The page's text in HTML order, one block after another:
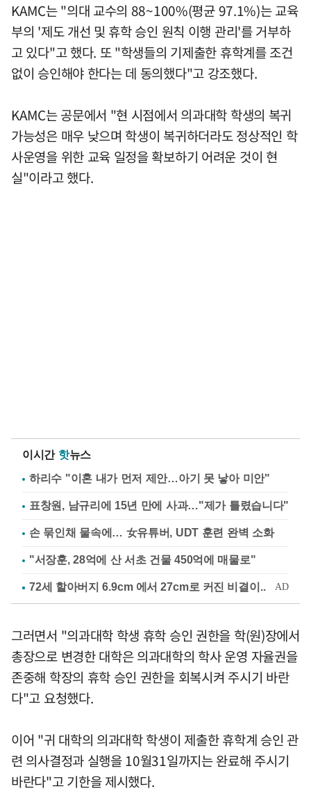
KAMC는 "의대 교수의 88~100%(평균 97.1%)는 교육
부의 '제도 개선 및 휴학 승인 원칙 이행 관리'를 거부하
고 있다"고 했다. 또 "학생들의 기제출한 휴학계를 조건
없이 승인해야 한다는 데 동의했다"고 강조했다.
KAMC는 공문에서 "현 시점에서 의과대학 학생의 복귀
가능성은 매우 낮으며 학생이 복귀하더라도 정상적인 학
사운영을 위한 교육 일정을 확보하기 어려운 것이 현
실"이라고 했다.
이시간 핫뉴스
하리수 "이혼 내가 먼저 제안…아기 못 낳아 미안"
표창원, 남규리에 15년 만에 사과…"제가 틀렸습니다"
손 묶인채 물속에… 女유튜버, UDT 훈련 완벽 소화
"서장훈, 28억에 산 서초 건물 450억에 매물로"
그러면서 "의과대학 학생 휴학 승인 권한을 학(원)장에서
총장으로 변경한 대학은 의과대학의 학사 운영 자율권을
존중해 학장의 휴학 승인 권한을 회복시켜 주시기 바란
다"고 요청했다.
이어 "귀 대학의 의과대학 학생이 제출한 휴학계 승인 관
련 의사결정과 실행을 10월31일까지는 완료해 주시기
바란다"고 기한을 제시했다.